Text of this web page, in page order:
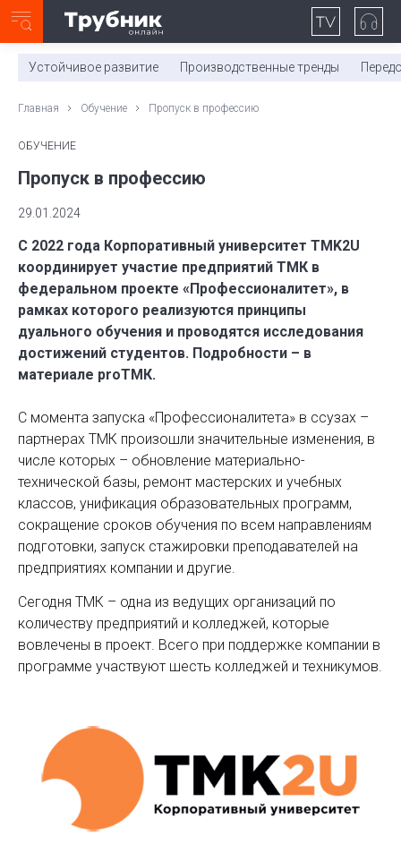
0:00/ 11:03
Устойчивое развитие Производственные тренды
Главная Обучение Пропуск в профессию
ОБУЧЕНИЕ
Пропуск в профессию
29.01.2024
С 2022 года Корпоративный университет TMK2U
координирует участие предприятий ТМК в
федеральном проекте «Профессионалитет», в
рамках которого реализуются принципы
дуального обучения и проводятся исследования
достижений студентов. Подробности – в
материале proТМК.
С момента запуска «Профессионалитета» в ссузах –
партнерах ТМК произошли значительные изменения, в
числе которых – обновление материально-
технической базы, ремонт мастерских и учебных
классов, унификация образовательных программ,
сокращение сроков обучения по всем направлениям
подготовки, запуск стажировки преподавателей на
предприятиях компании и другие.
Сегодня ТМК – одна из ведущих организаций по
количеству предприятий и колледжей, которые
вовлечены в проект. Всего при поддержке компании в
программе участвуют шесть колледжей и техникумов.